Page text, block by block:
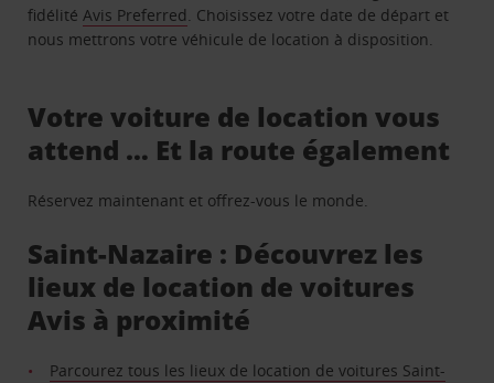
fidélitéAvis Preferred. Choisissez votre date de départ et
nous mettrons votre véhicule de location à disposition.
Votre voiture de location vous
attend … Et la route également
Réservez maintenant et offrez-vous le monde.
Saint-Nazaire : Découvrez les
lieux de location de voitures
Avis à proximité
Parcourez tous les lieux de location de voitures Saint-